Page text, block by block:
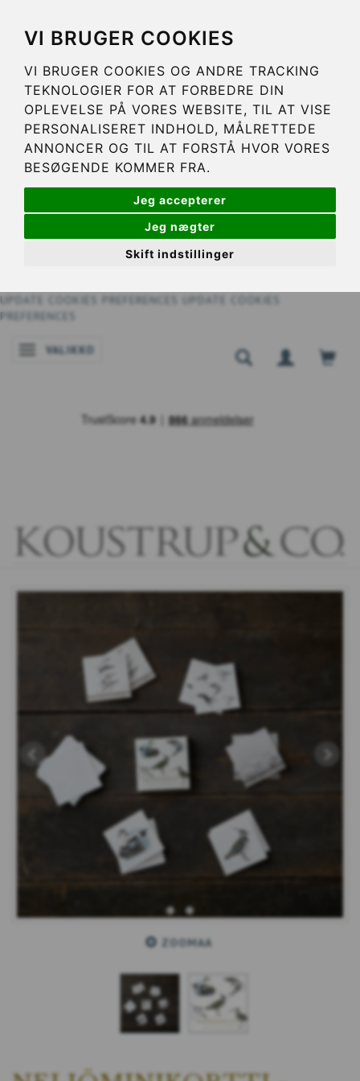
VI BRUGER COOKIES
VI BRUGER COOKIES OG ANDRE TRACKING
TEKNOLOGIER FOR AT FORBEDRE DIN
OPLEVELSE PÅ VORES WEBSITE, TIL AT VISE
PERSONALISERET INDHOLD, MÅLRETTEDE
ANNONCER OG TIL AT FORSTÅ HVOR VORES
BESØGENDE KOMMER FRA.
Jeg accepterer
Jeg nægter
Skift indstillinger
UPDATE COOKIES PREFERENCES
UPDATE COOKIES
PREFERENCES
VAIHDA NAVIGOINNIN TILAA
VALIKKO
ZOOMAA